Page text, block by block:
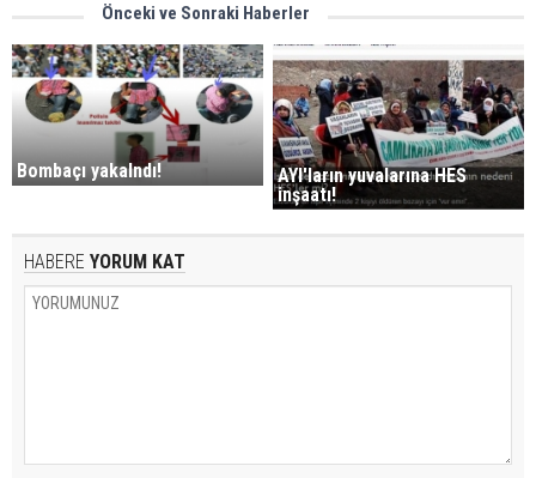
Önceki ve Sonraki Haberler
Bombaçı yakalndı!
AYI'ların yuvalarına HES
inşaatı!
HABERE YORUM KAT